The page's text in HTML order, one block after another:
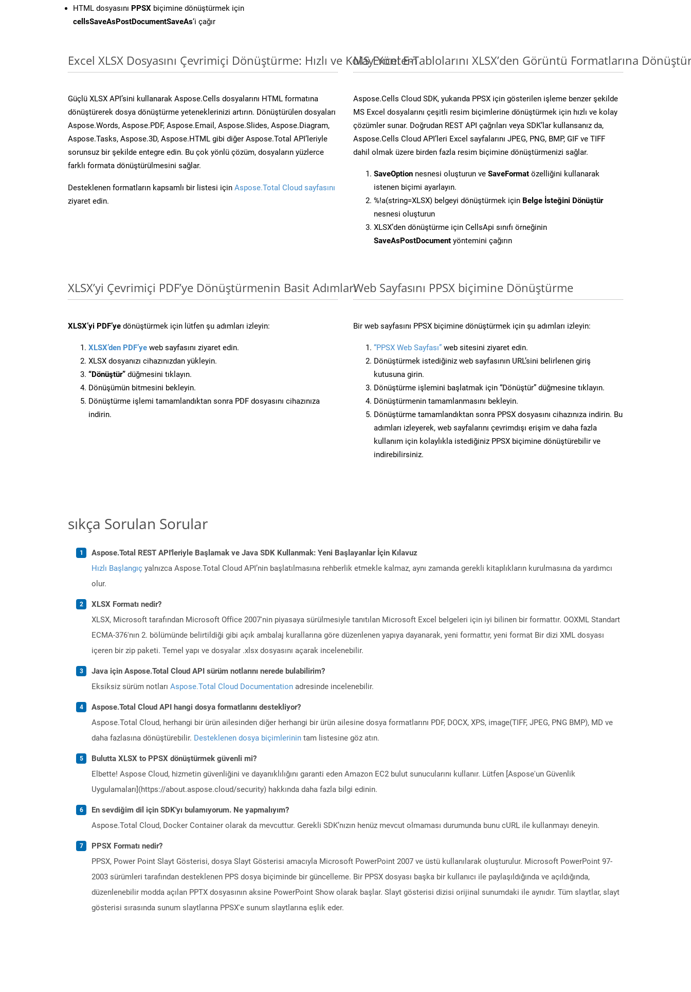
HTML dosyasını PPSX biçimine dönüştürmek için
cellsSaveAsPostDocumentSaveAs‘i çağır
Excel XLSX Dosyasını Çevrimiçi Dönüştürme: Hızlı ve Kolay Yöntem
Güçlü XLSX API’sini kullanarak Aspose.Cells dosyalarını HTML formatına
dönüştürerek dosya dönüştürme yeteneklerinizi artırın. Dönüştürülen dosyaları
Aspose.Words, Aspose.PDF, Aspose.Email, Aspose.Slides, Aspose.Diagram,
Aspose.Tasks, Aspose.3D, Aspose.HTML gibi diğer Aspose.Total API’leriyle
sorunsuz bir şekilde entegre edin. Bu çok yönlü çözüm, dosyaların yüzlerce
farklı formata dönüştürülmesini sağlar.
Desteklenen formatların kapsamlı bir listesi için Aspose.Total Cloud sayfasını
ziyaret edin.
MS Excel E-Tablolarını XLSX’den Görüntü Formatlarına
Aspose.Cells Cloud SDK, yukarıda PPSX için gösterilen işleme benzer şekilde
MS Excel dosyalarını çeşitli resim biçimlerine dönüştürmek için hızlı ve kolay
çözümler sunar. Doğrudan REST API çağrıları veya SDK’lar kullansanız da,
Aspose.Cells Cloud API’leri Excel sayfalarını JPEG, PNG, BMP, GIF ve TIFF
dahil olmak üzere birden fazla resim biçimine dönüştürmenizi sağlar.
SaveOption nesnesi oluşturun ve SaveFormat özelliğini kullanarak
istenen biçimi ayarlayın.
%!a(string=XLSX) belgeyi dönüştürmek için Belge İsteğini Dönüştür
nesnesi oluşturun
XLSX’den dönüştürme için CellsApi sınıfı örneğinin
SaveAsPostDocument yöntemini çağırın
XLSX’yi Çevrimiçi PDF’ye Dönüştürmenin Basit Adımları
XLSX’yi PDF’ye dönüştürmek için lütfen şu adımları izleyin:
XLSX’den PDF’ye web sayfasını ziyaret edin.
XLSX dosyanızı cihazınızdan yükleyin.
“Dönüştür” düğmesini tıklayın.
Dönüşümün bitmesini bekleyin.
Dönüştürme işlemi tamamlandıktan sonra PDF dosyasını cihazınıza
indirin.
Web Sayfasını PPSX biçimine Dönüştürme
Bir web sayfasını PPSX biçimine dönüştürmek için şu adımları izleyin:
“PPSX Web Sayfası” web sitesini ziyaret edin.
Dönüştürmek istediğiniz web sayfasının URL’sini belirlenen giriş
kutusuna girin.
Dönüştürme işlemini başlatmak için “Dönüştür” düğmesine tıklayın.
Dönüştürmenin tamamlanmasını bekleyin.
Dönüştürme tamamlandıktan sonra PPSX dosyasını cihazınıza indirin. Bu
adımları izleyerek, web sayfalarını çevrimdışı erişim ve daha fazla
kullanım için kolaylıkla istediğiniz PPSX biçimine dönüştürebilir ve
indirebilirsiniz.
sıkça Sorulan Sorular
Aspose.Total REST API'leriyle Başlamak ve Java SDK Kullanmak: Yeni Başlayanlar İçin Kılavuz
Hızlı Başlangıç yalnızca Aspose.Total Cloud API’nin başlatılmasına rehberlik etmekle kalmaz, aynı zamanda gerekli kitaplıkların kurulmasına da yardımcı
olur.
XLSX Formatı nedir?
XLSX, Microsoft tarafından Microsoft Office 2007'nin piyasaya sürülmesiyle tanıtılan Microsoft Excel belgeleri için iyi bilinen bir formattır. OOXML Standart
ECMA-376'nın 2. bölümünde belirtildiği gibi açık ambalaj kurallarına göre düzenlenen yapıya dayanarak, yeni formattır, yeni format Bir dizi XML dosyası
içeren bir zip paketi. Temel yapı ve dosyalar .xlsx dosyasını açarak incelenebilir.
Java için Aspose.Total Cloud API sürüm notlarını nerede bulabilirim?
Eksiksiz sürüm notları Aspose.Total Cloud Documentation adresinde incelenebilir.
Aspose.Total Cloud API hangi dosya formatlarını destekliyor?
Aspose.Total Cloud, herhangi bir ürün ailesinden diğer herhangi bir ürün ailesine dosya formatlarını PDF, DOCX, XPS, image(TIFF, JPEG, PNG BMP), MD ve
daha fazlasına dönüştürebilir. Desteklenen dosya biçimlerinin tam listesine göz atın.
Bulutta XLSX to PPSX dönüştürmek güvenli mi?
Elbette! Aspose Cloud, hizmetin güvenliğini ve dayanıklılığını garanti eden Amazon EC2 bulut sunucularını kullanır. Lütfen [Aspose'un Güvenlik
Uygulamaları](https://about.aspose.cloud/security) hakkında daha fazla bilgi edinin.
En sevdiğim dil için SDK'yı bulamıyorum. Ne yapmalıyım?
Aspose.Total Cloud, Docker Container olarak da mevcuttur. Gerekli SDK’nızın henüz mevcut olmaması durumunda bunu cURL ile kullanmayı deneyin.
PPSX Formatı nedir?
PPSX, Power Point Slayt Gösterisi, dosya Slayt Gösterisi amacıyla Microsoft PowerPoint 2007 ve üstü kullanılarak oluşturulur. Microsoft PowerPoint 97-
2003 sürümleri tarafından desteklenen PPS dosya biçiminde bir güncelleme. Bir PPSX dosyası başka bir kullanıcı ile paylaşıldığında ve açıldığında,
düzenlenebilir modda açılan PPTX dosyasının aksine PowerPoint Show olarak başlar. Slayt gösterisi dizisi orijinal sunumdaki ile aynıdır. Tüm slaytlar, slayt
gösterisi sırasında sunum slaytlarına PPSX'e sunum slaytlarına eşlik eder.